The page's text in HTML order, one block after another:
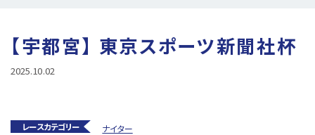
所属選手
【宇都宮】 東京スポーツ新聞社杯
2025.10.02
レースカテゴリー ナイター